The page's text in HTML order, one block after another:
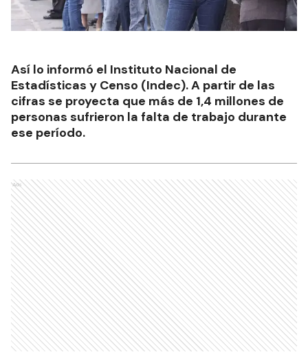
Así lo informó el Instituto Nacional de
Estadísticas y Censo (Indec). A partir de las
cifras se proyecta que más de 1,4 millones de
personas sufrieron la falta de trabajo durante
ese período.
Ads